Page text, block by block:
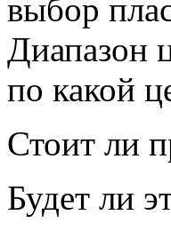
выбор
Диапазон
по какой
Стоит ли
Будет ли